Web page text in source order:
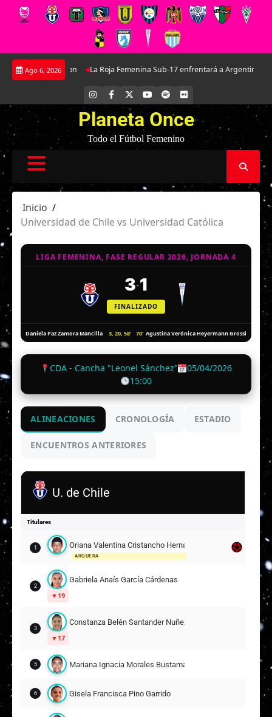
Saltar
Ago 6, 2026
de Everton La Roja Femenina Sub-17 enfrentará a Argentina en
INSTAGRAM
FACEBOOK YOUTUBE
SPOTIFYFLICKR
Planeta Once
Todo el Fútbol Femenino
Inicio
Universidad de Chile vs Universidad Católica
LIGA FEMENINA, FASE REGULAR 2026, JORNADA 4
3-1
FINALIZADO
Daniela Paz Zamora Mancilla 3, 20, 58' 70' Agustina Verónica Heyermann Grossi
CDA - Cancha "Leonel Sánchez"
05/04/2026
15:00
ALINEACIONES CRONOLOGÍA ESTADIO
ENCUENTROS ANTERIORES
U. de Chile
Titulares
1 Oriana Valentina Cristancho Hernández
ARQUERA
2
Gabriela Anaís García Cárdenas
19
3
Constanza Belén Santander Nuñez
17
5 Mariana Ignacia Morales Bustamante
6 Gisela Francisca Pino Garrido